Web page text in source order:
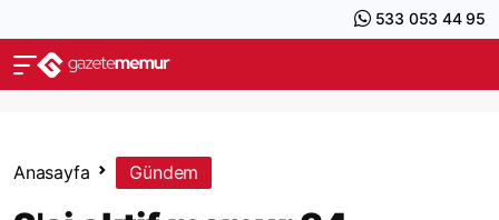
533 053 44 95
Anasayfa Gündem